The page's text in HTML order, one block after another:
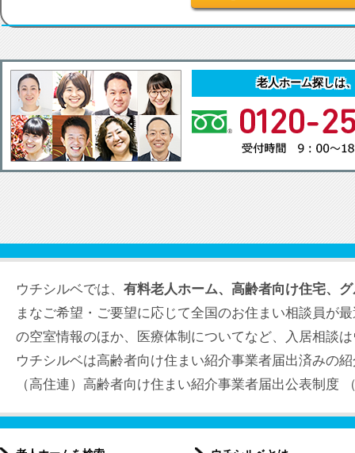
老人ホーム探しは
ウチシルベでは、 有料老人ホーム、高齢者向け住宅、
まなご希望・ご要望に応じて全国のお住まい相談員が
の空室情報のほか、医療体制についてなど、入居相談
ウチシルベは高齢者向け住まい紹介事業者届出済みの
（高住連）高齢者向け住まい紹介事業者届出公表制度